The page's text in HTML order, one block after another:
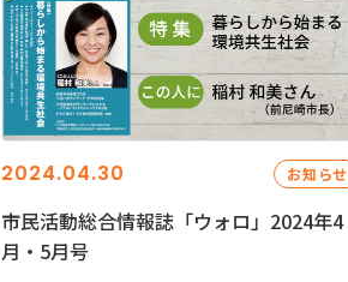
2024.04.30 お知らせ
市民活動総合情報誌「ウォロ」2024年4
月・5月号